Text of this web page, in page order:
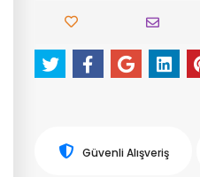
Güvenli Alışveriş